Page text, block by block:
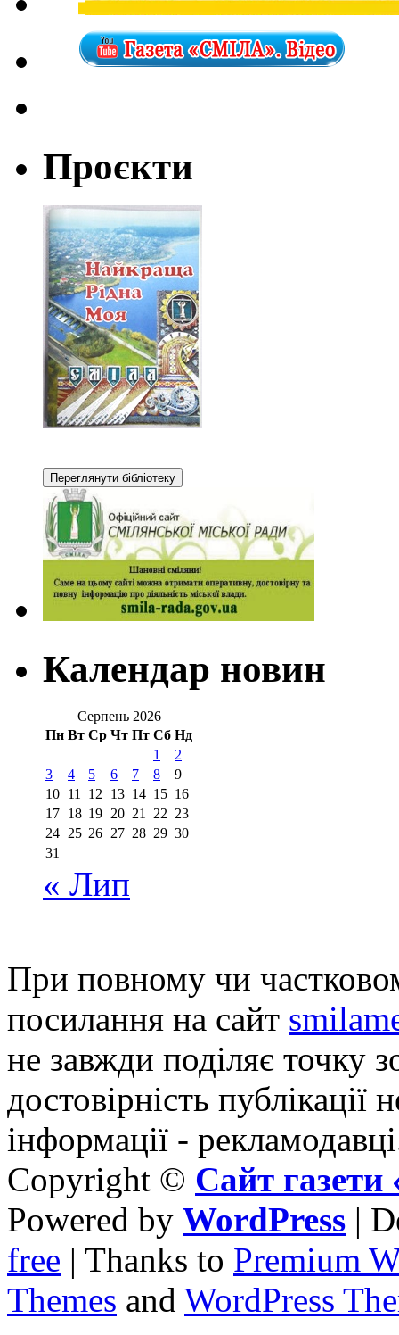
Проєкти
Календар новин
Серпень 2026
Пн Вт Ср Чт Пт Сб Нд
1
2
3
4 5 6 7 8
9
10 11 12 13 14 15 16
17 18 19 20 21 22 23
24 25 26 27 28 29 30
31
« Лип
При повному чи
посилання на сайт
не завжди поділяє точку
достовірність публікації
інформації -
Copyright © Сайт
Powered by WordPress |
free | Thanks to Premium
Themes and WordPress